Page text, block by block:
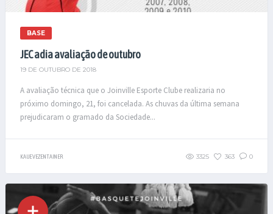
BASE
JEC adia avaliação de outubro
19 DE OUTUBRO DE 2018
A avaliação técnica que o Joinville Esporte Clube realizaria no
próximo domingo, 21, foi cancelada. As chuvas da última semana
prejudicaram o gramado da Sociedade...
KAUE VEZENTAINER 3325 363 0